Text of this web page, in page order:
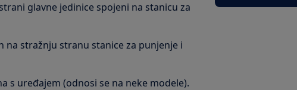
glavne jedinice spojeni na stanicu za
na stražnju stranu stanice za punjenje i
s uređajem (odnosi se na neke modele).